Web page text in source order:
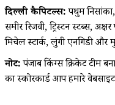
दिल्ली कैपिटल्स:पथुम
समीर रिजवी, ट्रिस्टन स्टब्स,
मिचेल स्टार्क, लुंगी एनगिडी
नोट:पंजाब किंग्स क्रिकेट टीम
का स्कोरकार्ड आप हमारे